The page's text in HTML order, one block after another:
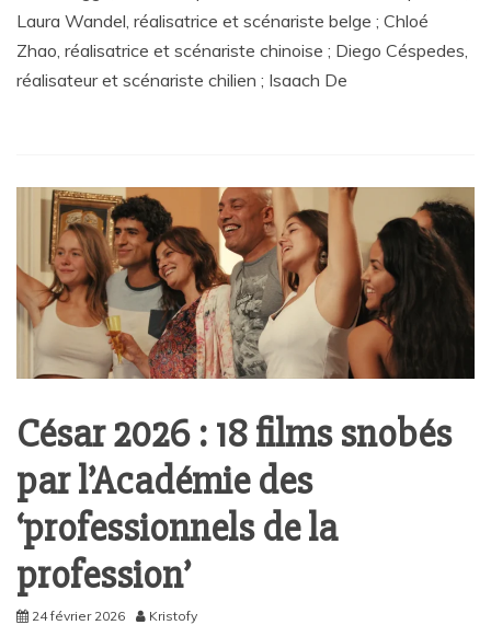
Laura Wandel, réalisatrice et scénariste belge ; Chloé
Zhao, réalisatrice et scénariste chinoise ; Diego Céspedes,
réalisateur et scénariste chilien ; Isaach De
César 2026 : 18 films snobés
par l’Académie des
‘professionnels de la
profession’
24 février 2026 Kristofy